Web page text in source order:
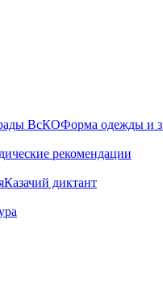
ВсКОФорма одежды и
рекомендации
Казачий диктант